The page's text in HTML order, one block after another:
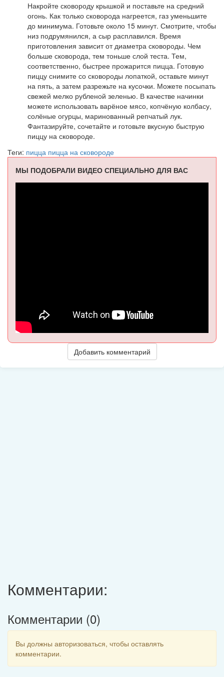
Накройте сковороду крышкой и поставьте на средний
огонь. Как только сковорода нагреется, газ уменьшите
до минимума. Готовьте около 15 минут. Смотрите, чтобы
низ подрумянился, а сыр расплавился. Время
приготовления зависит от диаметра сковороды. Чем
больше сковорода, тем тоньше слой теста. Тем,
соответственно, быстрее прожарится пицца. Готовую
пиццу снимите со сковороды лопаткой, оставьте минут
на пять, а затем разрежьте на кусочки. Можете посыпать
свежей мелко рубленой зеленью. В качестве начинки
можете использовать варёное мясо, копчёную колбасу,
солёные огурцы, маринованный репчатый лук.
Фантазируйте, сочетайте и готовьте вкусную быструю
пиццу на сковороде.
Теги: пицца пицца на сковороде
МЫ ПОДОБРАЛИ ВИДЕО СПЕЦИАЛЬНО ДЛЯ ВАС
Добавить комментарий
Комментарии:
Комментарии (0)
Вы должны авторизоваться, чтобы оставлять
комментарии.